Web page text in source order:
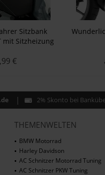
Sitzbank
mit Sitzheizung
€
2% Skonto bei
THEMENWELTEN
BMW Motorrad
Harley Davidson
AC Schnitzer Motorrad Tuning
AC Schnitzer PKW Tuning